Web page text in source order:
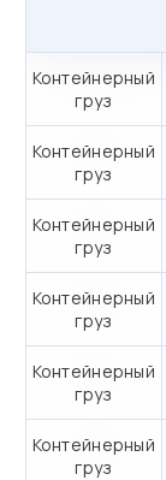
Контейнерный
груз
Контейнерный
груз
Контейнерный
груз
Контейнерный
груз
Контейнерный
груз
Контейнерный
груз